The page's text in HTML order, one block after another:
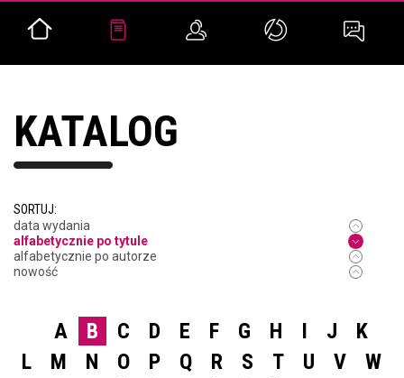
KATALOG
SORTUJ:
data wydania
alfabetycznie po tytule
alfabetycznie po autorze
nowość
A B C D E F G H I J
K
L
M N O P Q R S T U V
W